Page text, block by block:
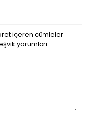
içeren cümleler
yorumları